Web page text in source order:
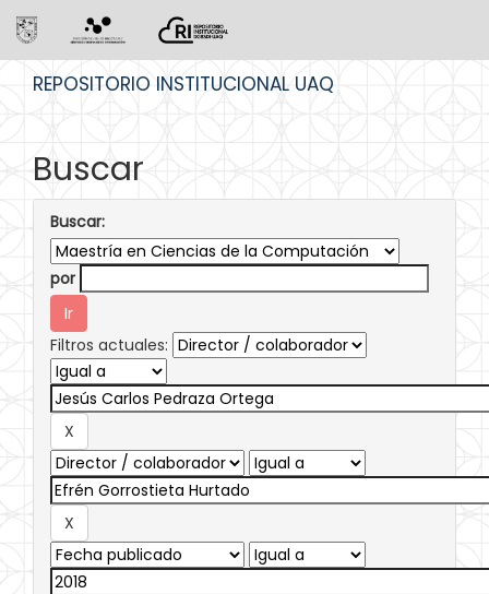
REPOSITORIO INSTITUCIONAL UAQ
Buscar
Buscar:
por
Filtros actuales: